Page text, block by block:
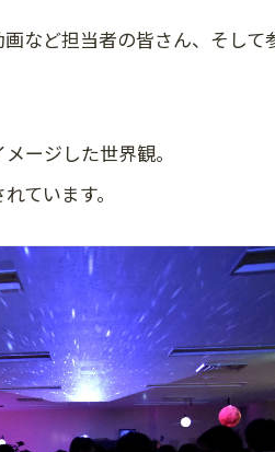
など担当者の皆さん、そし
ージした世界観。
ています。